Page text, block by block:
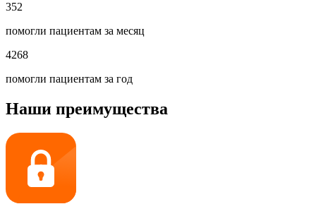
352
помогли пациентам за месяц
4268
помогли пациентам за год
Наши преимущества